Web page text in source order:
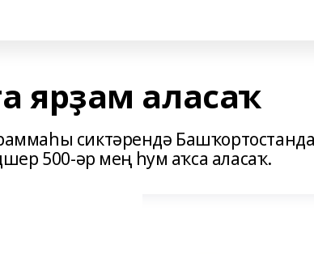
ярҙам аласаҡ
сиктәрендә
500-әр мең һум аҡса аласаҡ.